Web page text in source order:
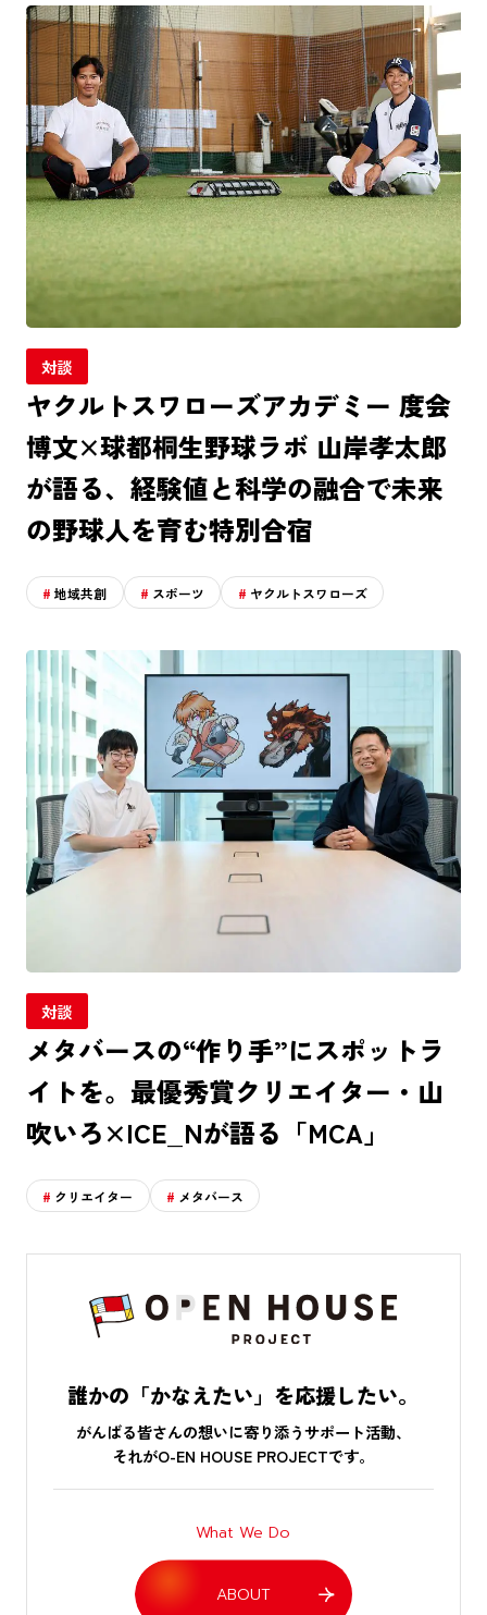
対談
ヤクルトスワローズアカデミー 度会
博文×球都桐生野球ラボ 山岸孝太郎
が語る、経験値と科学の融合で未来
の野球人を育む特別合宿
地域共創 スポーツ ヤクルトスワローズ
対談
メタバースの“作り手”にスポットラ
イトを。最優秀賞クリエイター・山
吹いろ×ICE_Nが語る「MCA」
クリエイター メタバース
誰かの「かなえたい」を応援したい。
がんばる皆さんの想いに寄り添うサポート活動、
それがO-EN HOUSE PROJECTです。
What We Do
ABOUT